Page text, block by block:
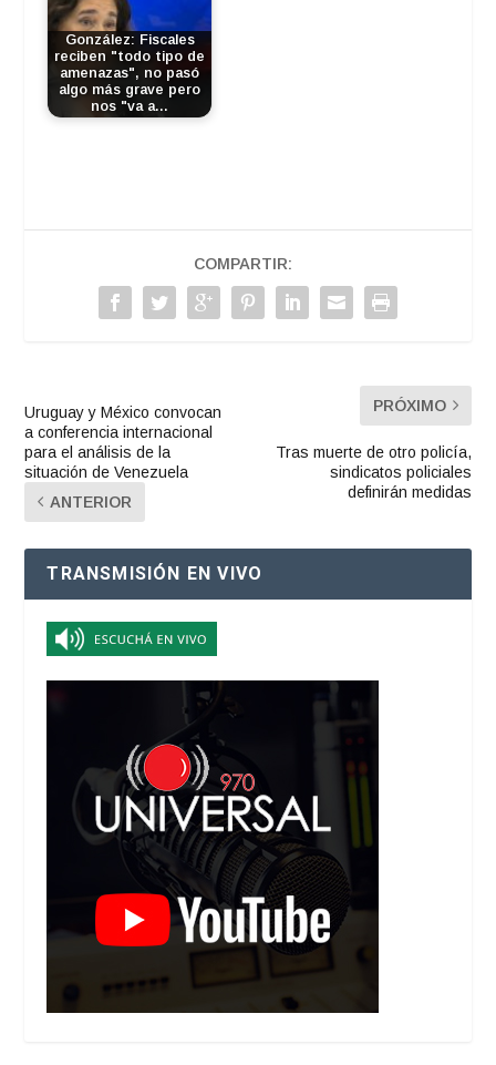
González: Fiscales
reciben "todo tipo de
amenazas", no pasó
algo más grave pero
nos "va a…
COMPARTIR:
Uruguay y México convocan
a conferencia internacional
para el análisis de la
situación de Venezuela
ANTERIOR
PRÓXIMO
Tras muerte de otro policía,
sindicatos policiales
definirán medidas
TRANSMISIÓN EN VIVO